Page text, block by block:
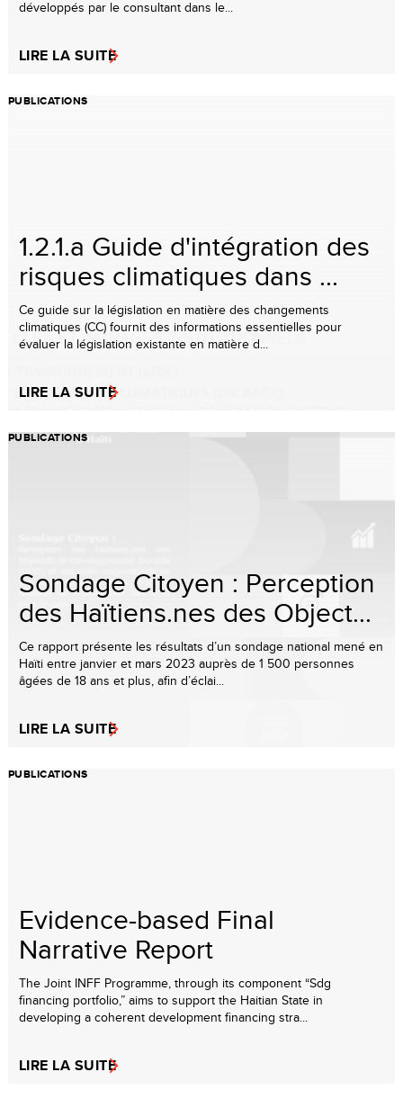
développés par le consultant dans le...
LIRE LA SUITE
PUBLICATIONS
1.2.1.a Guide d'intégration des
risques climatiques dans ...
Ce guide sur la législation en matière des changements
climatiques (CC) fournit des informations essentielles pour
évaluer la législation existante en matière d...
LIRE LA SUITE
PUBLICATIONS
Sondage Citoyen : Perception
des Haïtiens.nes des Object...
Ce rapport présente les résultats d’un sondage national mené en
Haïti entre janvier et mars 2023 auprès de 1 500 personnes
âgées de 18 ans et plus, afin d’éclai...
LIRE LA SUITE
PUBLICATIONS
Evidence-based Final
Narrative Report
The Joint INFF Programme, through its component “Sdg
financing portfolio,” aims to support the Haitian State in
developing a coherent development financing stra...
LIRE LA SUITE